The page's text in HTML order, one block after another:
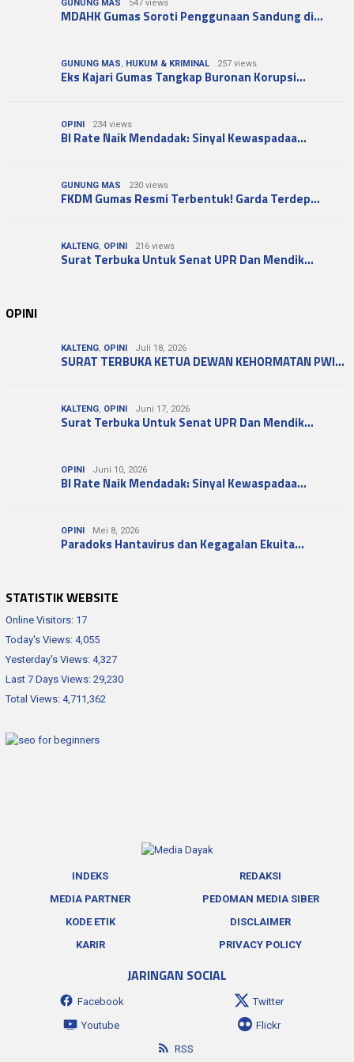
GUNUNG MAS 547 views
MDAHK Gumas Soroti Penggunaan Sandung di…
GUNUNG MAS, HUKUM & KRIMINAL 257 views
Eks Kajari Gumas Tangkap Buronan Korupsi…
OPINI 234 views
BI Rate Naik Mendadak: Sinyal Kewaspadaa…
GUNUNG MAS 230 views
FKDM Gumas Resmi Terbentuk! Garda Terdep…
KALTENG, OPINI 216 views
Surat Terbuka Untuk Senat UPR Dan Mendik…
OPINI
KALTENG, OPINI Juli 18, 2026
SURAT TERBUKA KETUA DEWAN KEHORMATAN PWI…
KALTENG, OPINI Juni 17, 2026
Surat Terbuka Untuk Senat UPR Dan Mendik…
OPINI Juni 10, 2026
BI Rate Naik Mendadak: Sinyal Kewaspadaa…
OPINI Mei 8, 2026
Paradoks Hantavirus dan Kegagalan Ekuita…
STATISTIK WEBSITE
Online Visitors: 17
Today's Views: 4,055
Yesterday's Views: 4,327
Last 7 Days Views: 29,230
Total Views: 4,711,362
INDEKS
REDAKSI
MEDIA PARTNER
PEDOMAN MEDIA SIBER
KODE ETIK
DISCLAIMER
KARIR
PRIVACY POLICY
JARINGAN SOCIAL
Facebook
Twitter
Youtube
Flickr
RSS